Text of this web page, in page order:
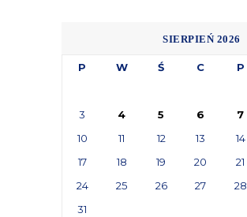
SIERPIEŃ 2026
P W Ś C P
3
4 5 6 7
10
11 12 13 14
17
18 19 20 21
24
25 26 27 28
31